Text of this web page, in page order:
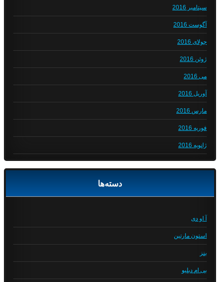
سپتامبر 2016
آگوست 2016
جولای 2016
ژوئن 2016
می 2016
آوریل 2016
مارس 2016
فوریه 2016
ژانویه 2016
دسته‌ها
آ او دی
استون مارتین
بنز
بی ام دبلیو